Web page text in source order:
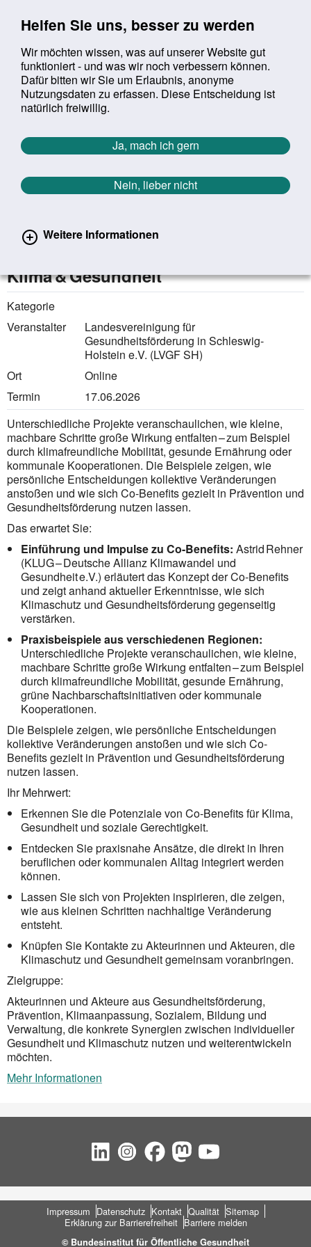
Helfen Sie uns, besser zu werden
Wir möchten wissen, was auf unserer Website gut
funktioniert - und was wir noch verbessern können.
Dafür bitten wir Sie um Erlaubnis, anonyme
Nutzungsdaten zu erfassen. Diese Entscheidung ist
natürlich freiwillig.
Ja, mach ich gern
Nein, lieber nicht
Weitere Informationen
Suchbegriff:
Sie befinden sich hier:
Startseite Aktuelles Veranstaltungen
Veranstaltungen
Co-Benefits in der Praxis: Kleine
Klima & Gesundheit
Kategorie
Veranstalter
Landesvereinigung für
Gesundheitsförderung in Schleswig-
Holstein e.V. (LVGF SH)
Ort
Online
Termin
17.06.2026
Unterschiedliche Projekte veranschaulichen, wie kleine,
machbare Schritte große Wirkung entfalten – zum Beispiel
durch klimafreundliche Mobilität, gesunde Ernährung oder
kommunale Kooperationen. Die Beispiele zeigen, wie
persönliche Entscheidungen kollektive Veränderungen
anstoßen und wie sich Co-Benefits gezielt in Prävention und
Gesundheitsförderung nutzen lassen.
Das erwartet Sie:
Einführung und Impulse zu Co-Benefits: Astrid Rehner
(KLUG – Deutsche Allianz Klimawandel und
Gesundheit e.V.) erläutert das Konzept der Co-Benefits
und zeigt anhand aktueller Erkenntnisse, wie sich
Klimaschutz und Gesundheitsförderung gegenseitig
verstärken.
Praxisbeispiele aus verschiedenen Regionen:
Unterschiedliche Projekte veranschaulichen, wie kleine,
machbare Schritte große Wirkung entfalten – zum Beispiel
durch klimafreundliche Mobilität, gesunde Ernährung,
grüne Nachbarschaftsinitiativen oder kommunale
Kooperationen.
Die Beispiele zeigen, wie persönliche Entscheidungen
kollektive Veränderungen anstoßen und wie sich Co-
Benefits gezielt in Prävention und Gesundheitsförderung
nutzen lassen.
Ihr Mehrwert:
Erkennen Sie die Potenziale von Co-Benefits für Klima,
Gesundheit und soziale Gerechtigkeit.
Entdecken Sie praxisnahe Ansätze, die direkt in Ihren
beruflichen oder kommunalen Alltag integriert werden
können.
Lassen Sie sich von Projekten inspirieren, die zeigen,
wie aus kleinen Schritten nachhaltige Veränderung
entsteht.
Knüpfen Sie Kontakte zu Akteurinnen und Akteuren, die
Klimaschutz und Gesundheit gemeinsam voranbringen.
Zielgruppe:
Akteurinnen und Akteure aus Gesundheitsförderung,
Prävention, Klimaanpassung, Sozialem, Bildung und
Verwaltung, die konkrete Synergien zwischen individueller
Gesundheit und Klimaschutz nutzen und weiterentwickeln
möchten.
Mehr Informationen
Social Bookmarks
FußbereichImpressum Datenschutz Kontakt Qualität Sitemap
Erklärung zur Barrierefreiheit Barriere melden
© Bundesinstitut für Öffentliche Gesundheit